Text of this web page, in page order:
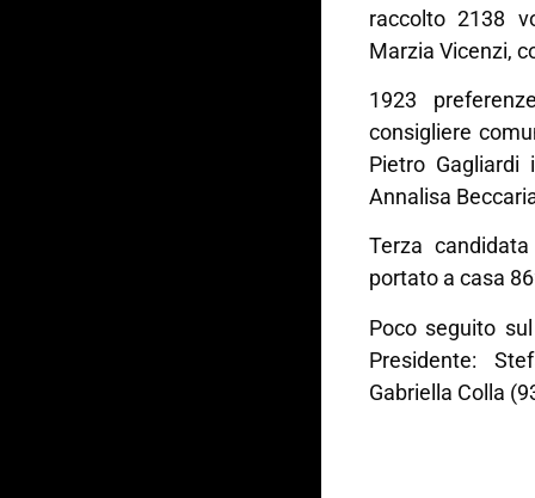
raccolto 2138
Marzia Vicenzi,
1923
consigliere
Pietro
Annalisa
Terza
portato a casa
Poco seguito
Presidente:
Gabriella Colla